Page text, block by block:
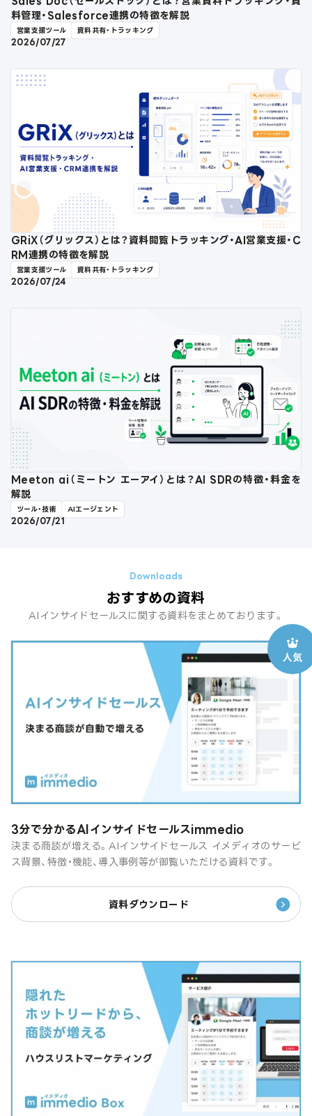
料管理・Salesforce連携の特徴を解説
営業支援ツール 資料共有・トラッキング
2026/07/27
GRiX（グリックス）とは？資料閲覧トラッキング・AI営業支援・C
RM連携の特徴を解説
営業支援ツール 資料共有・トラッキング
2026/07/24
Meeton ai（ミートン エーアイ）とは？AI SDRの特徴・料金を
解説
ツール・技術 AIエージェント
2026/07/21
おすすめの資料
AIインサイドセールスに関する資料をまとめております。
3分で分かるAIインサイドセールスimmedio
決まる商談が増える。AIインサイドセールス イメディオのサービ
ス背景、特徴・機能、導入事例等が御覧いただける資料です。
資料ダウンロード